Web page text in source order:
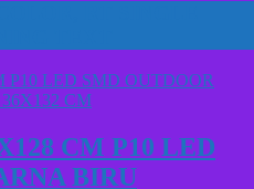
CM P10 LED
BIRU